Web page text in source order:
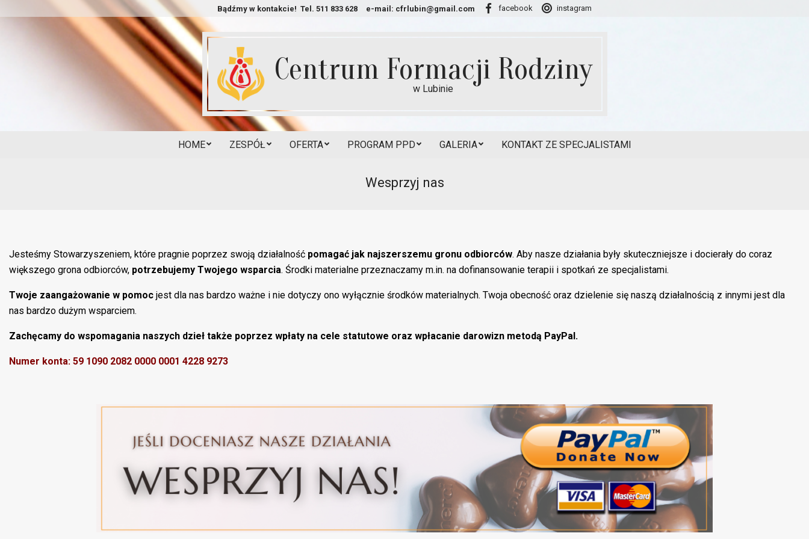
Bądźmy w kontakcie! Tel. 511 833 628 e-mail: cfrlubin@gmail.com facebook instagram
Centrum Formacji Rodziny
w Lubinie
Secondary
Menu
HOME ZESPÓŁ OFERTA PROGRAM PPD GALERIA KONTAKT ZE SPECJALISTAMI
Wesprzyj nas
Jesteśmy Stowarzyszeniem, które pragnie poprzez swoją działalność pomagać jak najszerszemu gronu odbiorców. Aby nasze działania były skuteczniejsze i docierały do coraz
większego grona odbiorców, potrzebujemy Twojego wsparcia. Środki materialne przeznaczamy m.in. na dofinansowanie terapii i spotkań ze specjalistami.
Twoje zaangażowanie w pomoc jest dla nas bardzo ważne i nie dotyczy ono wyłącznie środków materialnych. Twoja obecność oraz dzielenie się naszą działalnością z innymi jest dla
nas bardzo dużym wsparciem.
Zachęcamy do wspomagania naszych dzieł także poprzez wpłaty na cele statutowe oraz wpłacanie darowizn metodą PayPal.
Numer konta: 59 1090 2082 0000 0001 4228 9273